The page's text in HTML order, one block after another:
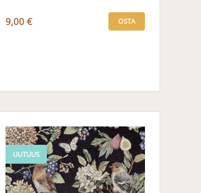
9,00 € OSTA
UUTUUS